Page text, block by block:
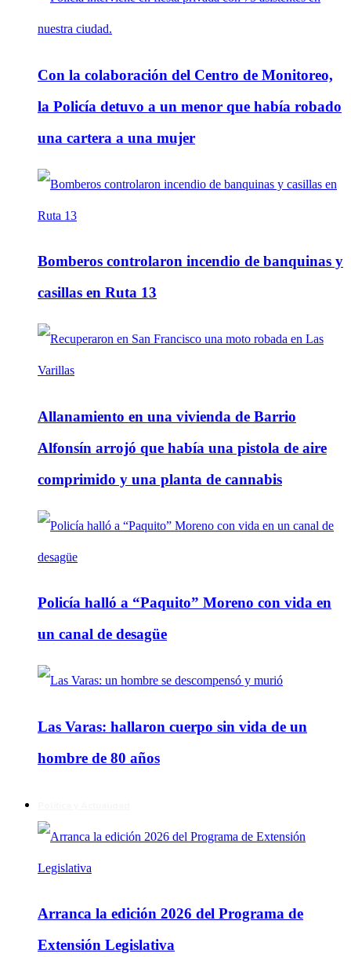
Con la colaboración del Centro de Monitoreo,
la Policía detuvo a un menor que había robado
una cartera a una mujer
Bomberos controlaron incendio de banquinas y
casillas en Ruta 13
Allanamiento en una vivienda de Barrio
Alfonsín arrojó que había una pistola de aire
comprimido y una planta de cannabis
Policía halló a “Paquito” Moreno con vida en
un canal de desagüe
Las Varas: hallaron cuerpo sin vida de un
hombre de 80 años
Arranca la edición 2026 del Programa de
Extensión Legislativa